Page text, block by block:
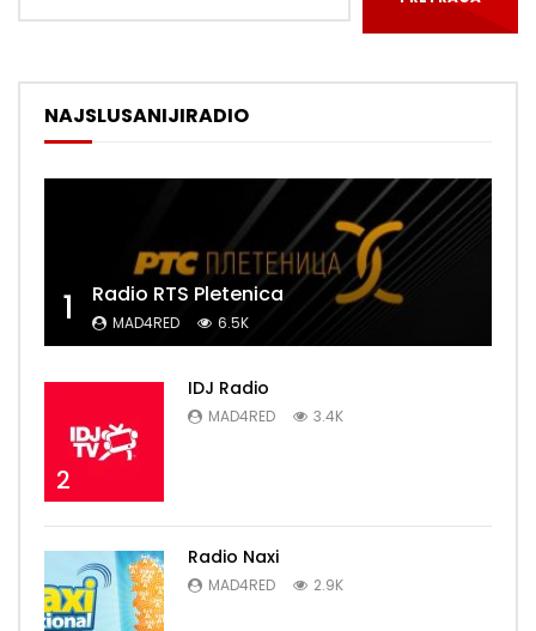
NAJSLUSANIJIRADIO
1 Radio RTS Pletenica
MAD4RED 6.5K
2
IDJ Radio
MAD4RED 3.4K
Radio Naxi
MAD4RED 2.9K